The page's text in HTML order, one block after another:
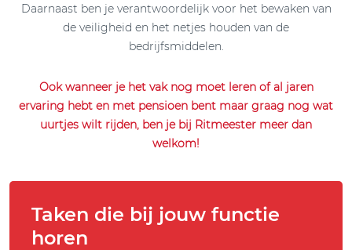
Daarnaast ben je verantwoordelijk voor het bewaken van
de veiligheid en het netjes houden van de
bedrijfsmiddelen.
Ook wanneer je het vak nog moet leren of al jaren
ervaring hebt en met pensioen bent maar graag nog wat
uurtjes wilt rijden, ben je bij Ritmeester meer dan
welkom!
Taken die bij jouw functie
horen